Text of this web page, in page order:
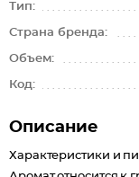
Тип:
Страна бренда:
Объем:
Код:
Описание
Характеристики и